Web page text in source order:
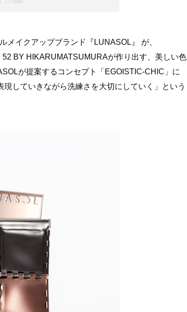
メイクアップブランド『LUNASOL』 が、
BY HIKARUMATSUMURAが作り出す、美しい色
が提案するコンセプト「EGOISTIC-CHIC」に
していきながら洗練さを大切にしていく」という